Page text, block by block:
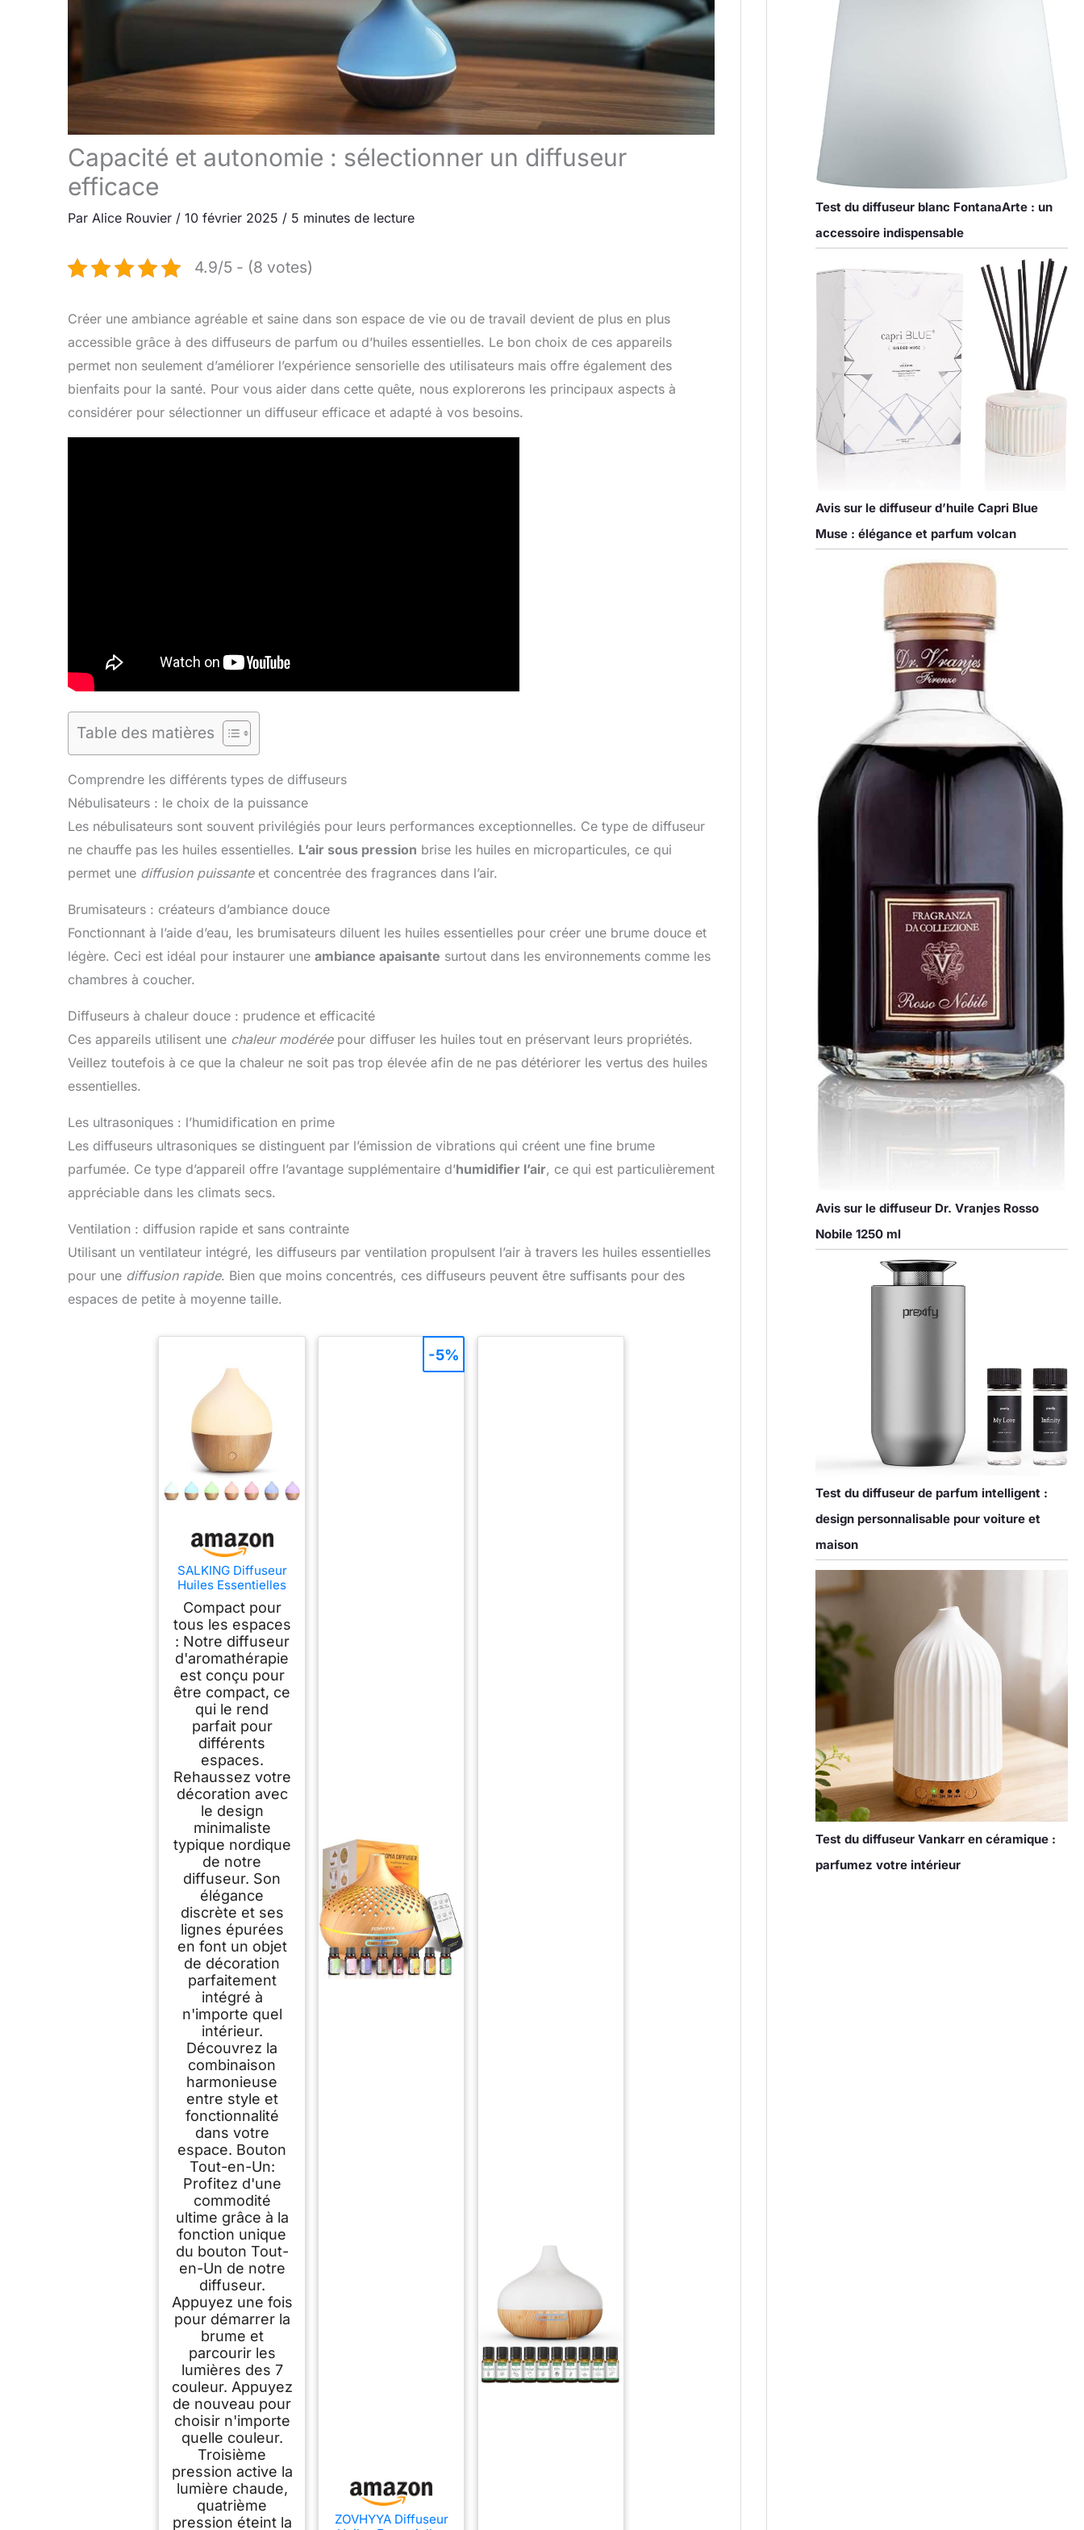
Capacité et autonomie : sélectionner un diffuseur
efficace
Par Alice Rouvier / 10 février 2025 / 5 minutes de lecture
4.9/5 - (8 votes)
Créer une ambiance agréable et saine dans son espace de vie ou de travail devient de plus en plus
accessible grâce à des diffuseurs de parfum ou d’huiles essentielles. Le bon choix de ces appareils
permet non seulement d’améliorer l’expérience sensorielle des utilisateurs mais offre également des
bienfaits pour la santé. Pour vous aider dans cette quête, nous explorerons les principaux aspects à
considérer pour sélectionner un diffuseur efficace et adapté à vos besoins.
Table des matières
Comprendre les différents types de diffuseurs
Nébulisateurs : le choix de la puissance
Les nébulisateurs sont souvent privilégiés pour leurs performances exceptionnelles. Ce type de diffuseur
ne chauffe pas les huiles essentielles. L’air sous pression brise les huiles en microparticules, ce qui
permet une diffusion puissanteet concentrée des fragrances dans l’air.
Brumisateurs : créateurs d’ambiance douce
Fonctionnant à l’aide d’eau, les brumisateurs diluent les huiles essentielles pour créer une brume douce et
légère. Ceci est idéal pour instaurer une ambiance apaisante surtout dans les environnements comme les
chambres à coucher.
Diffuseurs à chaleur douce : prudence et efficacité
Ces appareils utilisent une chaleur modéréepour diffuser les huiles tout en préservant leurs propriétés.
Veillez toutefois à ce que la chaleur ne soit pas trop élevée afin de ne pas détériorer les vertus des huiles
essentielles.
Les ultrasoniques : l’humidification en prime
Les diffuseurs ultrasoniques se distinguent par l’émission de vibrations qui créent une fine brume
parfumée. Ce type d’appareil offre l’avantage supplémentaire d’humidifier l’air, ce qui est particulièrement
appréciable dans les climats secs.
Ventilation : diffusion rapide et sans contrainte
Utilisant un ventilateur intégré, les diffuseurs par ventilation propulsent l’air à travers les huiles essentielles
pour une diffusion rapide. Bien que moins concentrés, ces diffuseurs peuvent être suffisants pour des
espaces de petite à moyenne taille.
SALKING Diffuseur
Huiles Essentielles
100ml, Diffuseur
Parfum Maison 8
LED
Compact pour
tous les espaces
: Notre diffuseur
d'aromathérapie
est conçu pour
être compact, ce
qui le rend
parfait pour
différents
espaces.
Rehaussez votre
décoration avec
le design
minimaliste
typique nordique
de notre
diffuseur. Son
élégance
discrète et ses
lignes épurées
en font un objet
de décoration
parfaitement
intégré à
n'importe quel
intérieur.
Découvrez la
combinaison
harmonieuse
entre style et
fonctionnalité
dans votre
espace. Bouton
Tout-en-Un:
Profitez d'une
commodité
ultime grâce à la
fonction unique
du bouton Tout-
en-Un de notre
diffuseur.
Appuyez une fois
pour démarrer la
brume et
parcourir les
lumières des 7
couleur. Appuyez
de nouveau pour
choisir n'importe
quelle couleur.
Troisième
pression active la
lumière chaude,
quatrième
pression éteint la
ZOVHYYA Diffuseur
-5%
Test du diffuseur blanc FontanaArte : un
accessoire indispensable
Avis sur le diffuseur d’huile Capri Blue
Muse : élégance et parfum volcan
Avis sur le diffuseur Dr. Vranjes Rosso
Nobile 1250 ml
Test du diffuseur de parfum intelligent :
design personnalisable pour voiture et
maison
Test du diffuseur Vankarr en céramique :
parfumez votre intérieur